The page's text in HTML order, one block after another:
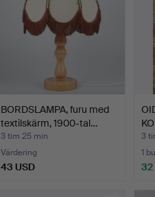
BORDSLAMPA, furu med
textilskärm, 1900-tal…
3 tim 25 min
Värdering
43 USD
3
1
32